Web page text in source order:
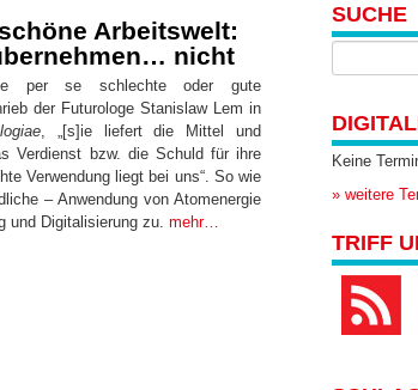
Arbeitswelt:
nicht
per se schlechte oder gute
der Futurologe Stanislaw Lem in
, „[s]ie liefert die Mittel und
Verdienst bzw. die Schuld für ihre
Verwendung liegt bei uns“. So wie
– Anwendung von Atomenergie
und Digitalisierung zu. mehr…
SUCHE
Keine
» weitere
TRIFF